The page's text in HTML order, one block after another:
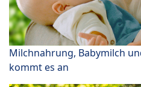
Milchnahrung, Babymilch
kommt es an